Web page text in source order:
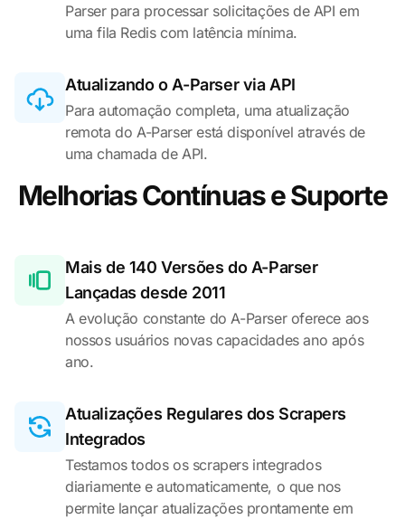
Parser para processar solicitações de API em
uma fila Redis com latência mínima.
Atualizando o A-Parser via API
Para automação completa, uma atualização
remota do A-Parser está disponível através de
uma chamada de API.
Melhorias Contínuas e Suporte
Mais de 140 Versões do A-Parser
Lançadas desde 2011
A evolução constante do A-Parser oferece aos
nossos usuários novas capacidades ano após
ano.
Atualizações Regulares dos Scrapers
Integrados
Testamos todos os scrapers integrados
diariamente e automaticamente, o que nos
permite lançar atualizações prontamente em